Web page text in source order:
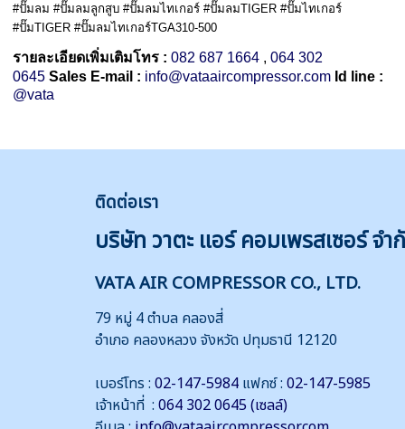
#ปั๊มลม #ปั๊มลมลูกสูบ #ปั๊มลมไทเกอร์ #ปั๊มลมTIGER #ปั๊มไทเกอร์
#ปั๊มTIGER #ปั๊มลมไทเกอร์TGA310-500
รายละเอียดเพิ่มเติมโทร :082 687 1664 ,064 302
0645 Sales E-mail : info@vataaircompressor.com Id line :
@vata
ติดต่อเรา
บริษัท วาตะ แอร์ คอมเพรสเซอร์ จำ
VATA AIR COMPRESSOR CO., LTD.
79 หมู่ 4 ตำบล คลองสี่
อำเภอ คลองหลวง จังหวัด ปทุมธานี 12120
เบอร์โทร : 02-147-5984 แฟกซ์ : 02-147-5985
เจ้าหน้าที่ : 064 302 0645 (เซลล์)